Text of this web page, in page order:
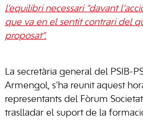
l’equilibri necessari “davant
que va en el sentit contrari del
proposat”.
La secretària general del PSIB-
Armengol, s’ha reunit aquest
representants del Fòrum
traslladar el suport de la